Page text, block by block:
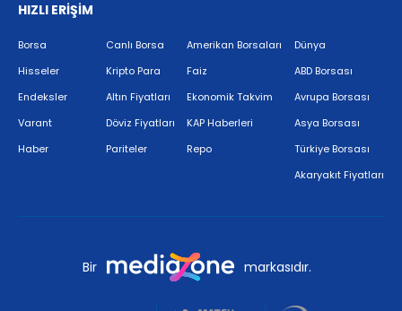
HIZLI ERİŞİM
Borsa
Hisseler
Endeksler
Varant
Haber
Canlı Borsa
Kripto Para
Altın Fiyatları
Döviz Fiyatları
Pariteler
Amerikan Borsaları
Faiz
Ekonomik Takvim
KAP Haberleri
Repo
Dünya
ABD Borsası
Avrupa Borsası
Asya Borsası
Türkiye Borsası
Akaryakıt Fiyatları
Bir markasıdır.